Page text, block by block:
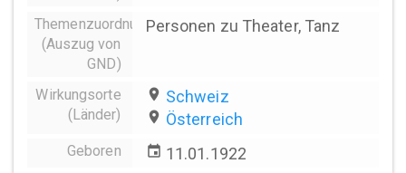
Themenzuordnung
(Auszug von
GND)
Personen zu Theater, Tanz
Wirkungsorte
(Länder)
place Schweiz
place Österreich
Geboren event 11.01.1922